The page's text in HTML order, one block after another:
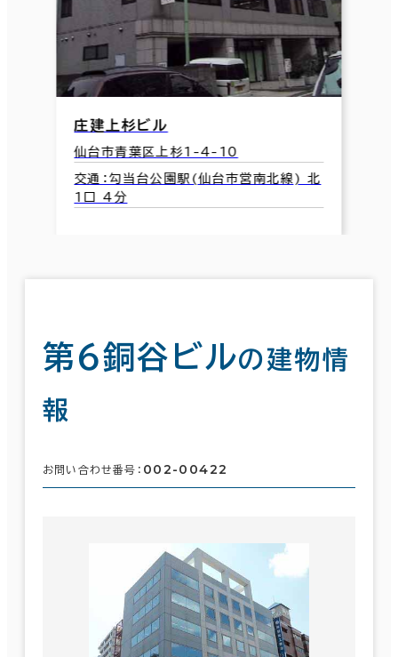
庄建上杉ビル
仙台市青葉区上杉1-4-10
交通：勾当台公園駅(仙台市営南北線) 北
1口 4分
第６銅谷ビルの建物情
報
お問い合わせ番号： 002-00422